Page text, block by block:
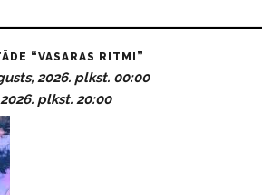
“VASARAS RITMI”
2026. plkst. 00:00
plkst. 20:00